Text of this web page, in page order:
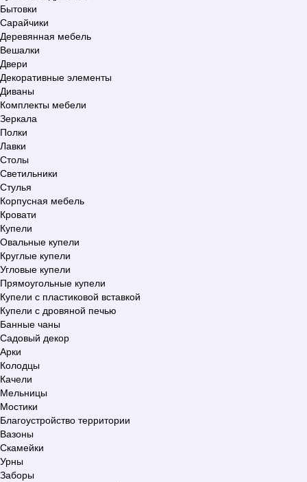
Бытовки
Сарайчики
Деревянная мебель
Вешалки
Двери
Декоративные элементы
Диваны
Комплекты мебели
Зеркала
Полки
Лавки
Столы
Светильники
Стулья
Корпусная мебель
Кровати
Купели
Овальные купели
Круглые купели
Угловые купели
Прямоугольные купели
Купели с пластиковой вставкой
Купели с дровяной печью
Банные чаны
Садовый декор
Арки
Колодцы
Качели
Мельницы
Мостики
Благоустройство территории
Вазоны
Скамейки
Урны
Заборы